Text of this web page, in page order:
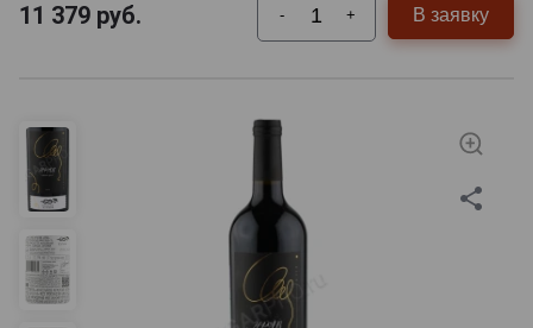
11 379 руб. - + В заявку